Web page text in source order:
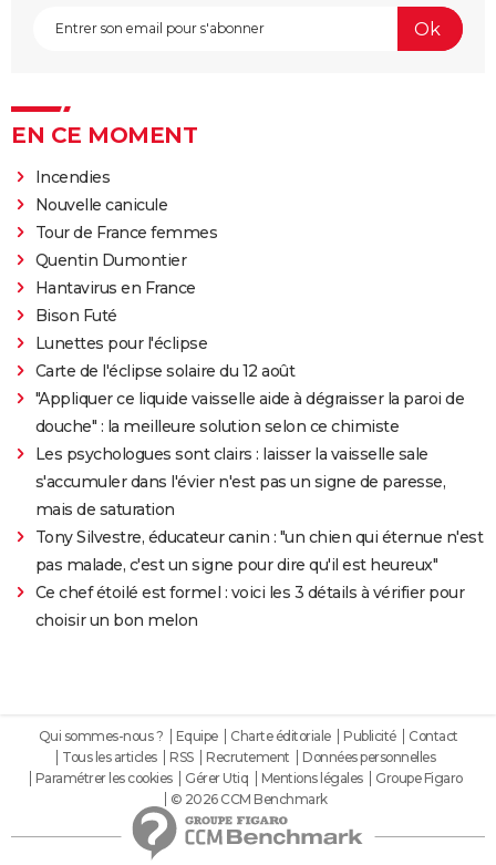
EN CE MOMENT
Incendies
Nouvelle canicule
Tour de France femmes
Quentin Dumontier
Hantavirus en France
Bison Futé
Lunettes pour l'éclipse
Carte de l'éclipse solaire du 12 août
"Appliquer ce liquide vaisselle aide à dégraisser la paroi de
douche" : la meilleure solution selon ce chimiste
Les psychologues sont clairs : laisser la vaisselle sale
s'accumuler dans l'évier n'est pas un signe de paresse,
mais de saturation
Tony Silvestre, éducateur canin : "un chien qui éternue n'est
pas malade, c'est un signe pour dire qu'il est heureux"
Ce chef étoilé est formel : voici les 3 détails à vérifier pour
choisir un bon melon
Qui sommes-nous ? Equipe Charte éditoriale Publicité
Contact
Tous les articles
RSS Recrutement
Données personnelles
Paramétrer les cookies
Gérer Utiq Mentions légales
Groupe Figaro
© 2026 CCM Benchmark